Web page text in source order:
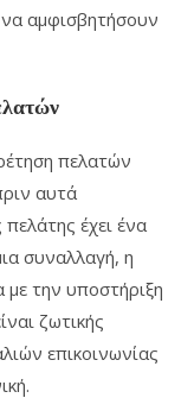
αμφισβητήσουν
πελατών
αυτά
έχει ένα
συναλλαγή, η
με την υποστήριξη
ζωτικής
επικοινωνίας